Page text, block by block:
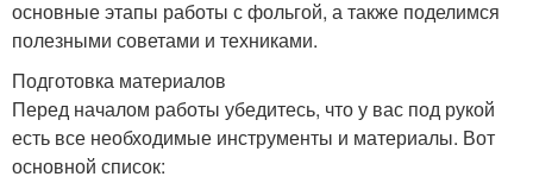
основные этапы работы с фольгой, а также поделимся
полезными советами и техниками.
Подготовка материалов
Перед началом работы убедитесь, что у вас под рукой
есть все необходимые инструменты и материалы. Вот
основной список: